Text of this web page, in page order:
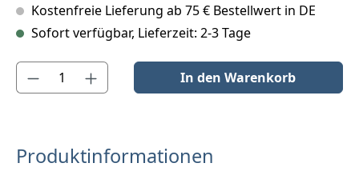
Kostenfreie Lieferung ab 75 € Bestellwert in DE
Sofort verfügbar, Lieferzeit: 2-3 Tage
Produkt Anzahl: Gib den gewünschten Wert ein oder benutze
In den Warenkorb
Produktinformationen